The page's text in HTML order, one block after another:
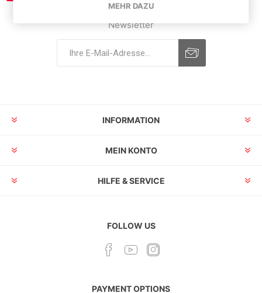
Newsletter
INFORMATION
MEIN KONTO
HILFE & SERVICE
FOLLOW US
PAYMENT OPTIONS
MEHR DAZU